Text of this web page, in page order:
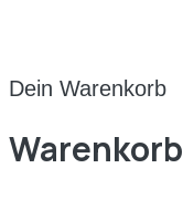
for:
Dein Warenkorb
Warenkorb